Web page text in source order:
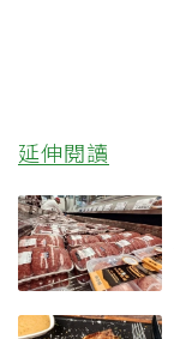
延伸閱讀